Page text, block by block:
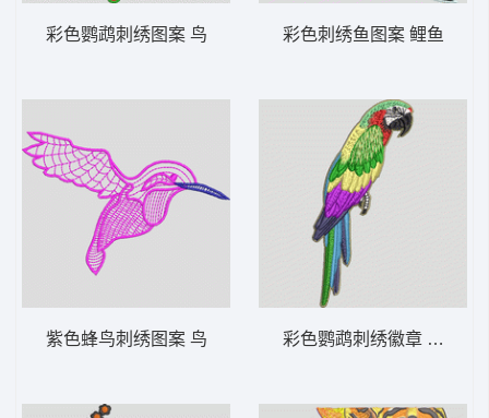
彩色鹦鹉刺绣图案 鸟
紫色蜂鸟刺绣图案 鸟
彩色刺绣鱼图案 鲤鱼
彩色鹦鹉刺绣徽章 鸟 鹦鹉